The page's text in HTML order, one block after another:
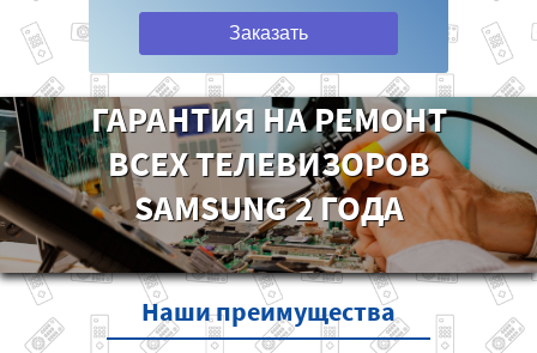
Заказать
ГАРАНТИЯ НА РЕМОНТ
ВСЕХ ТЕЛЕВИЗОРОВ
SAMSUNG 2 ГОДА
Нашипреимущества